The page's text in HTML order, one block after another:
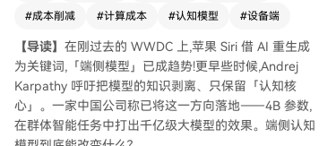
小冰，曾以3.6B模型击败更大参数模型。当前，其
聚焦的群体多智能体赛道已获资本关注。随着认知
模型将成本结构重构，AI产品的商业模式与形态或
将迎来深刻变革。
#成本削减 #计算成本 #认知模型 #设备端
【导读】 在刚过去的 WWDC 上,苹果 Siri 借 AI 重生成
为关键词,「端侧模型」已成趋势!更早些时候,Andrej
Karpathy 呼吁把模型的知识剥离、只保留「认知核
心」。一家中国公司称已将这一方向落地——4B 参数,
在群体智能任务中打出千亿级大模型的效果。端侧认知